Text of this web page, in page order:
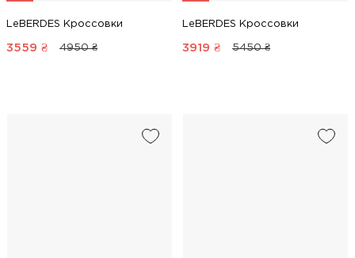
LeBERDES Кроссовки
3559 ₴ 4950 ₴
LeBERDES Кроссовки
3919 ₴ 5450 ₴